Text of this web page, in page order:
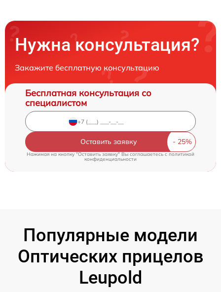
Нужна консультация?
Закажите бесплатную консультацию
Бесплатная консультация со
специалистом
Оставить заявку
Нажимая на кнопку "Оставить заявку" Вы соглашаетесь c политикой
конфиденциальности
Популярные модели
Оптических прицелов
Leupold